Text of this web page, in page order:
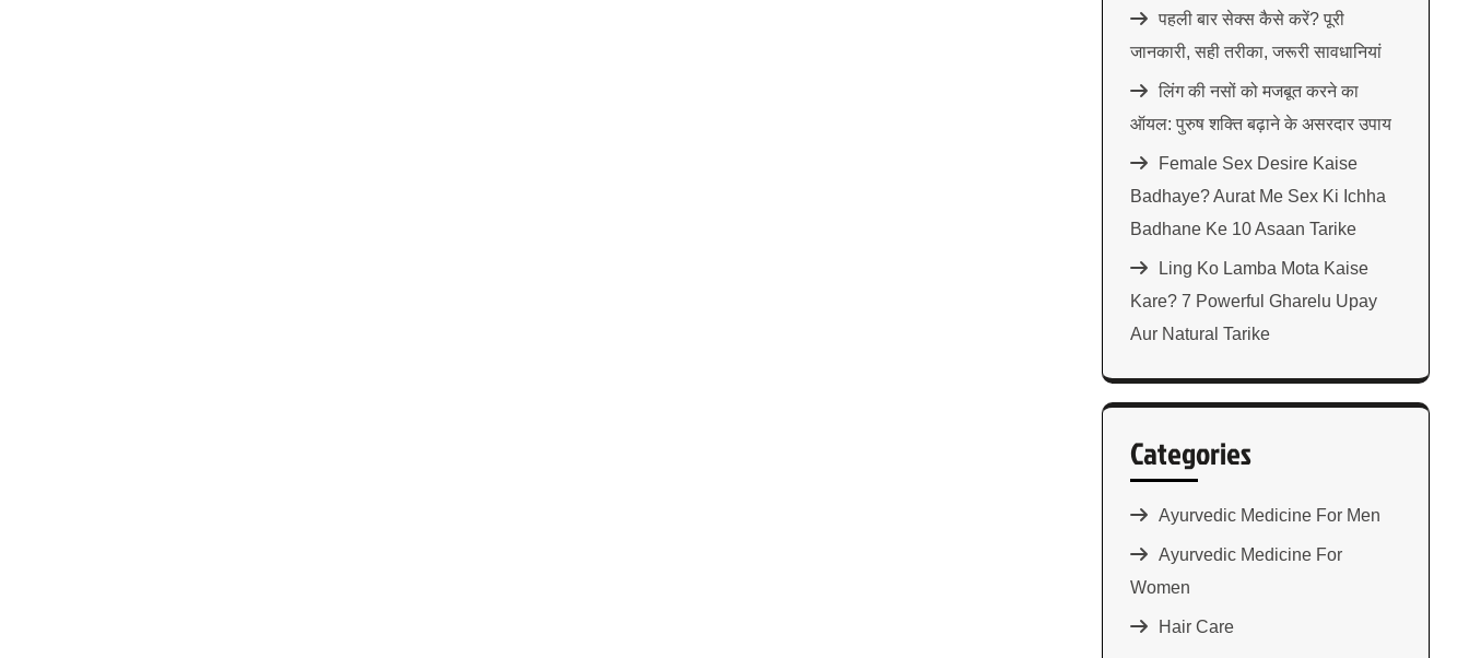
पहली बार सेक्स कैसे करें? पूरी
जानकारी, सही तरीका, जरूरी सावधानियां
लिंग की नसों को मजबूत करने का
ऑयल: पुरुष शक्ति बढ़ाने के असरदार उपाय
Female Sex Desire Kaise
Badhaye? Aurat Me Sex Ki Ichha
Badhane Ke 10 Asaan Tarike
Ling Ko Lamba Mota Kaise
Kare? 7 Powerful Gharelu Upay
Aur Natural Tarike
Categories
Ayurvedic Medicine For Men
Ayurvedic Medicine For
Women
Hair Care